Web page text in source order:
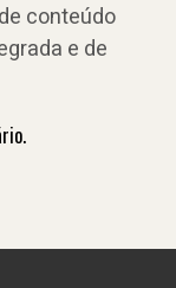
conteúdo
e de